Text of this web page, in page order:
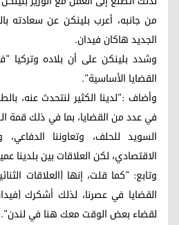
من جانبه، أعرب بلينكن عن سعادته
الجديد هاكان فيدان.
وشدد بلينكن على أن بلاده وتركيا
القضايا الأساسية".
وأضاف :"لدينا الكثير لنتحدث عنه،
في عدد من القضايا، بما في ذلك قمة
السويد للحلف، وتعاوننا
الاقتصادي، لكن العلاقات بين بلدينا
وتابع: "كما قلت، إنها (العلاقات
القضايا في عصرنا، لذلك أشكرك
لقضاء بعض الوقت معك هنا في لندن".